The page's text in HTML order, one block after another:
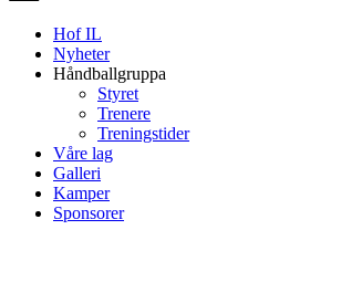
Hof IL
Nyheter
Håndballgruppa
Styret
Trenere
Treningstider
Våre lag
Galleri
Kamper
Sponsorer